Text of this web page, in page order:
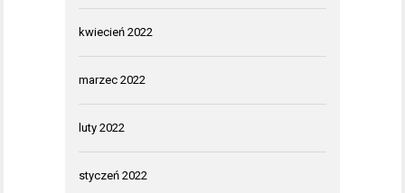
kwiecień 2022
marzec 2022
luty 2022
styczeń 2022